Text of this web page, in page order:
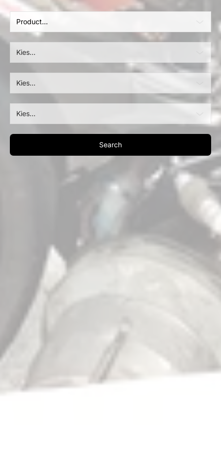
Product...
Kies...
Kies...
Kies...